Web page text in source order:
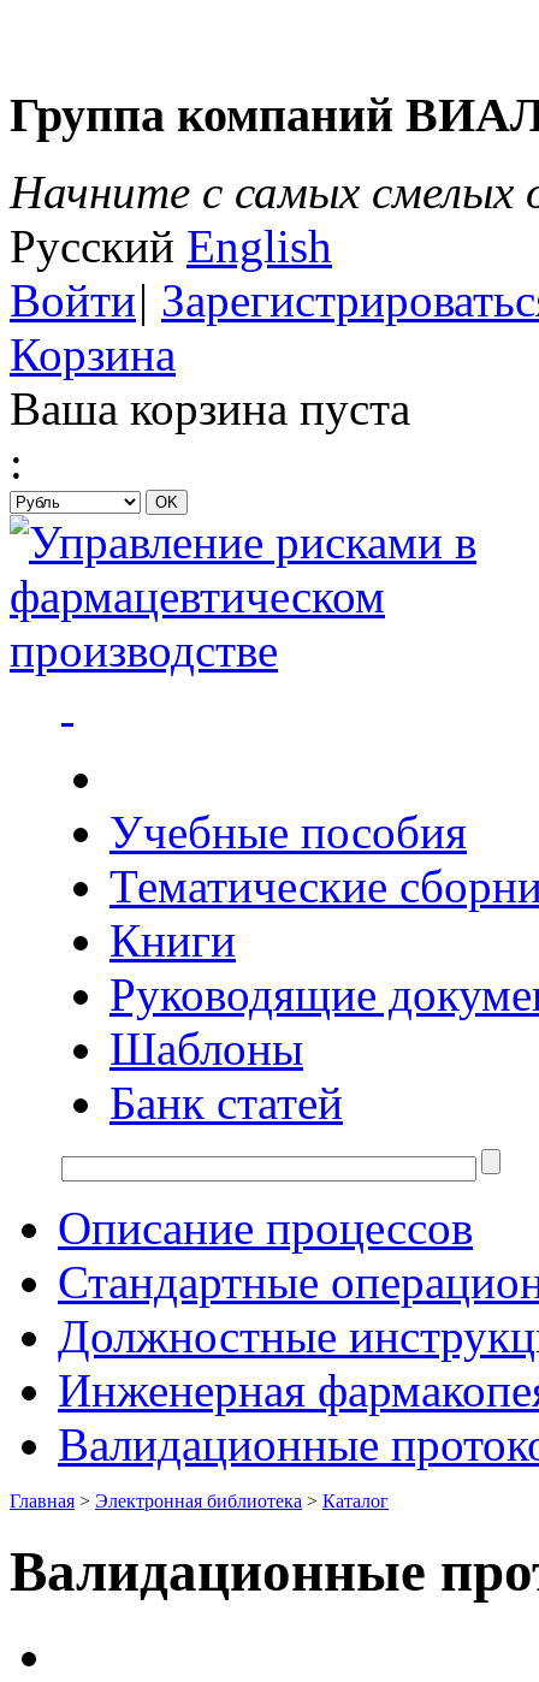
Группа компаний
Начните с самых
Русский English
Войти|
Корзина
Ваша корзина пуста
:
Учебные пособия
Тематические
Книги
Руководящие
Шаблоны
Банк статей
Описание процессов
Стандартные
Должностные
Инженерная
Валидационные
Главная > Электронная библиотека > Каталог
Валидационные